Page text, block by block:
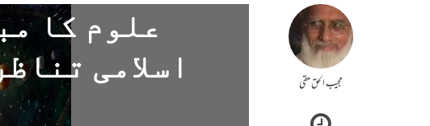
مجیب الحق حقی
علوم کا
اسلامی